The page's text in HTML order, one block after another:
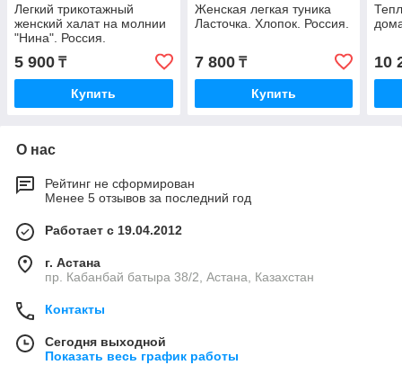
Легкий трикотажный
женский халат на молнии
"Нина". Россия.
5 900 ₸
Купить
Женская легкая туника
Ласточка. Хлопок. Россия.
7 800₸
Купить
10
О нас
Рейтинг не сформирован
Менее 5 отзывов за последний год
Работает с 19.04.2012
г. Астана
пр. Кабанбай батыра 38/2, Астана, Казахстан
Контакты
Сегодня выходной
Показать весь график работы